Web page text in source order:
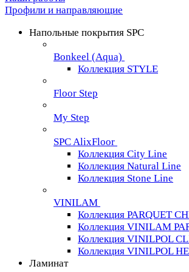
Профили и направляющие
Напольные покрытия SPC
Bonkeel (Aqua)
Коллекция STYLE
Floor Step
My Step
SPC AlixFloor
Коллекция City Line
Коллекция Natural Line
Коллекция Stone Line
VINILAM
Коллекция PARQUET
Коллекция VINILAM
Коллекция VINILPOL
Коллекция VINILPOL
Ламинат